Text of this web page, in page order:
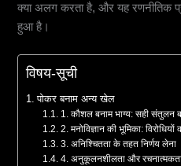
क्या अलग करता है, और यह रणनीतिक
हुआ है।
विषय-सूची
पोकर बनाम अन्य खेल
1. कौशल बनाम भाग्य: सही संतुलन
2. मनोविज्ञान की भूमिका: विरोधियों
3. अनिश्चितता के तहत निर्णय लेना
4. अनुकूलनशीलता और